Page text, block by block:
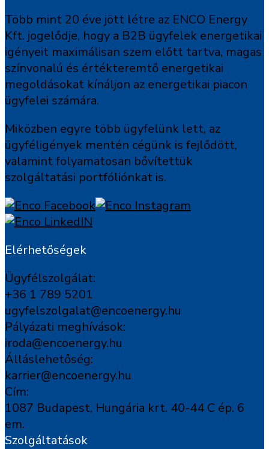
Több mint 20 éve jött létre az ENCO Energy
Kft. jogelődje, hogy a B2B ügyfelek energetikai
igényeit maximálisan szem előtt tartva, magas
színvonalú és értékteremtő energetikai
megoldásokat kínáljon az energetikai piacon
ügyfelei számára.
Miközben egyre több ügyfelünk lett, az
ügyféligények mentén cégünk is fejlődött,
valamint folyamatosan bővítettük
szolgáltatási portfóliónkat is.
Elérhetőségek
Ügyfélszolgálat:
+36 1 789 5201
ugyfelszolgalat@encoenergy.hu
Pályázati meghívások:
iroda@encoenergy.hu
Álláslehetőség:
karrier@encoenergy.hu
Cím:
1087 Budapest, Hungária krt. 40-44 C ép. 6
em.
Szolgáltatások